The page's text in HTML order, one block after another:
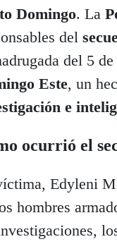
Domingo. La
del
del 5
Este, un
e
ocurrió el
Edyleni
hombres